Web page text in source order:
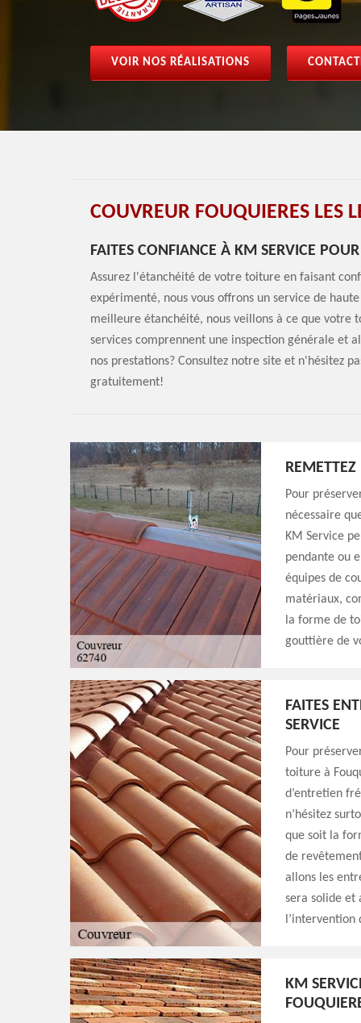
VOIR NOS RÉALISATIONS
COUVREUR FOUQUIERES LES
FAITES CONFIANCE À KM SERVICE
Assurez l'étanchéité de votre toiture en faisant
expérimenté, nous vous offrons un service de
meilleure étanchéité, nous veillons à ce que
services comprennent une inspection générale et
nos prestations? Consultez notre site et n'hésitez
gratuitement!
Pour
nécessaire
KM Service
pendante ou
équipes de
matériaux,
la forme de
gouttière de
FAITES
SERVICE
Pour
toiture à
d’entretien
n’hésitez
que soit la
de
allons les
sera solide et
l’intervention
KM